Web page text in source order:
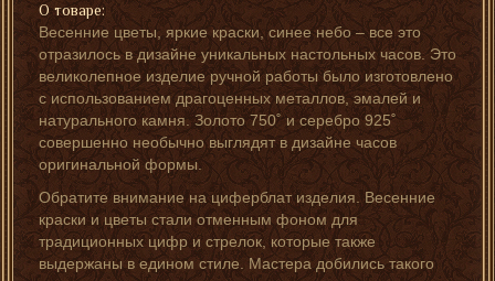
О товаре:
Весенние цветы, яркие краски, синее небо – все это
отразилось в дизайне уникальных настольных часов. Это
великолепное изделие ручной работы было изготовлено
с использованием драгоценных металлов, эмалей и
натурального камня. Золото 750˚ и серебро 925˚
совершенно необычно выглядят в дизайне часов
оригинальной формы.
Обратите внимание на циферблат изделия. Весенние
краски и цветы стали отменным фоном для
традиционных цифр и стрелок, которые также
выдержаны в едином стиле. Мастера добились такого